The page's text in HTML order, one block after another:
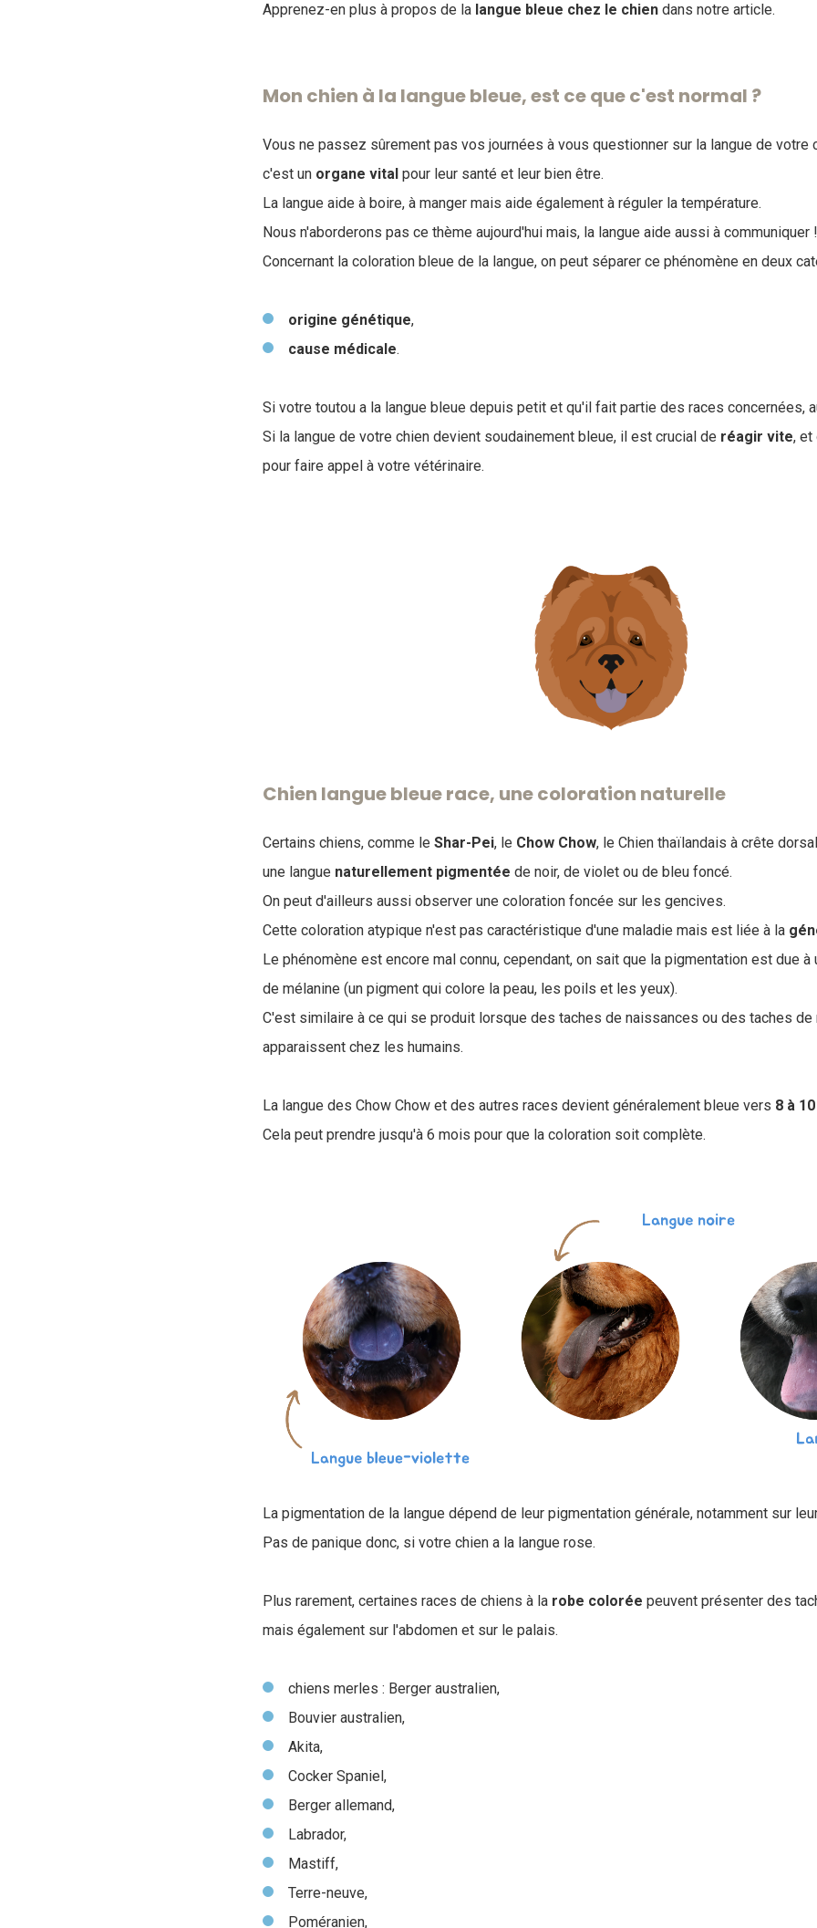
Apprenez-en plus à propos de la langue bleue chez le chien dans notre article.
Mon chien à la langue bleue, est ce que c'est normal ?
Vous ne passez sûrement pas vos journées à vous questionner sur la langue de votre
c'est un organe vital pour leur santé et leur bien être.
La langue aide à boire, à manger mais aide également à réguler la température.
Nous n'aborderons pas ce thème aujourd'hui mais, la langue aide aussi à communiquer !
Concernant la coloration bleue de la langue, on peut séparer ce phénomène en deux
origine génétique,
cause médicale.
Si votre toutou a la langue bleue depuis petit et qu'il fait partie des races concernées,
Si la langue de votre chien devient soudainement bleue, il est crucial de réagir vite, et
pour faire appel à votre vétérinaire.
Chien langue bleue race, une coloration naturelle
Certains chiens, comme le Shar-Pei, le Chow Chow, le Chien thaïlandais à crête
une langue naturellement pigmentée de noir, de violet ou de bleu foncé.
On peut d'ailleurs aussi observer une coloration foncée sur les gencives.
Cette coloration atypique n'est pas caractéristique d'une maladie mais est liée à la
Le phénomène est encore mal connu, cependant, on sait que la pigmentation est due à
de mélanine (un pigment qui colore la peau, les poils et les yeux).
C'est similaire à ce qui se produit lorsque des taches de naissances ou des taches
apparaissent chez les humains.
La langue des Chow Chow et des autres races devient généralement bleue vers 8 à
Cela peut prendre jusqu'à 6 mois pour que la coloration soit complète.
La pigmentation de la langue dépend de leur pigmentation générale, notamment sur
Pas de panique donc, si votre chien a la langue rose.
Plus rarement, certaines races de chiens à la robe colorée peuvent présenter des
mais également sur l'abdomen et sur le palais.
chiens merles : Berger australien,
Bouvier australien,
Akita,
Cocker Spaniel,
Berger allemand,
Labrador,
Mastiff,
Terre-neuve,
Poméranien,